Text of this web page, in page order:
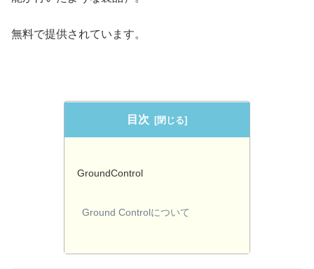
無料で提供されています。
目次
GroundControl
Ground Controlについて